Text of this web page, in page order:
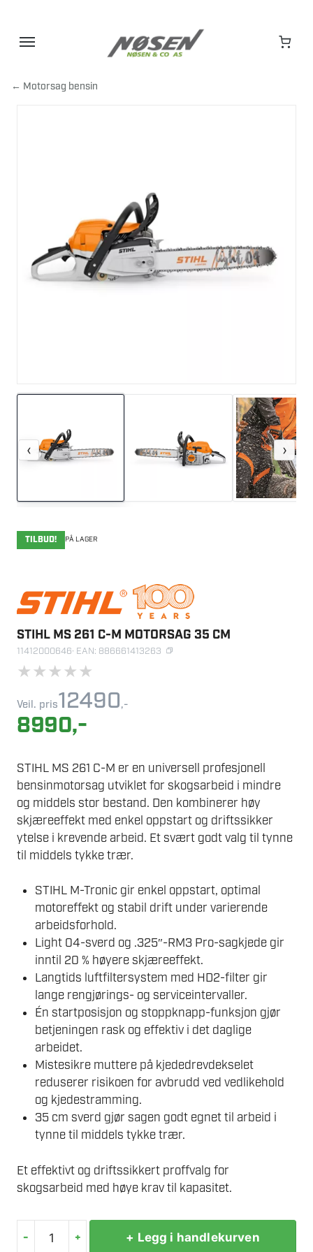
← Motorsag bensin
‹ ›
TILBUD! PÅ LAGER
STIHL MS 261 C-M MOTORSAG 35 CM
11412000646· EAN: 886661413263
★★★★★
Veil. pris12490,-
8990,-
STIHL MS 261 C-M er en universell profesjonell
bensinmotorsag utviklet for skogsarbeid i mindre
og middels stor bestand. Den kombinerer høy
skjæreeffekt med enkel oppstart og driftssikker
ytelse i krevende arbeid. Et svært godt valg til tynne
til middels tykke trær.
STIHL M-Tronic gir enkel oppstart, optimal
motoreffekt og stabil drift under varierende
arbeidsforhold.
Light 04-sverd og .325″-RM3 Pro-sagkjede gir
inntil 20 % høyere skjæreeffekt.
Langtids luftfiltersystem med HD2-filter gir
lange rengjørings- og serviceintervaller.
Én startposisjon og stoppknapp-funksjon gjør
betjeningen rask og effektiv i det daglige
arbeidet.
Mistesikre muttere på kjededrevdekselet
reduserer risikoen for avbrudd ved vedlikehold
og kjedestramming.
35 cm sverd gjør sagen godt egnet til arbeid i
tynne til middels tykke trær.
Et effektivt og driftssikkert proffvalg for
skogsarbeid med høye krav til kapasitet.
- + + Legg i handlekurven